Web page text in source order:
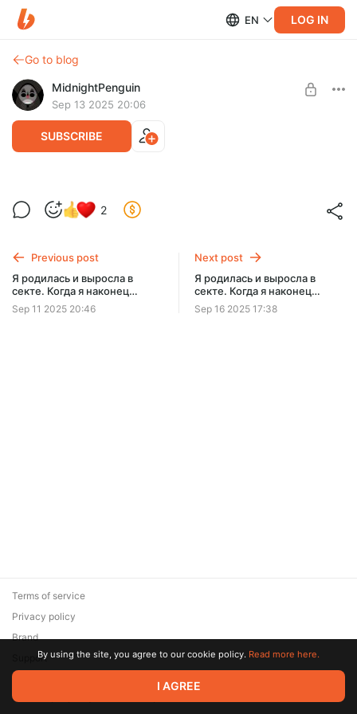
EN LOG IN
Go to blog
MidnightPenguin
Sep 13 2025 20:06
SUBSCRIBE
Я родилась и выросла в секте. Когда я
наконец сбежала, я поняла, что то, во
6)
UNLOCK POST
2
Previous post
Я родилась и выросла в
секте. Когда я наконец
сбежала, я поняла, что то,
во что они верили —
Sep 11 2025 20:46
Next post
Я родилась и выросла в
секте. Когда я наконец
сбежала, я поняла, что то,
во что они верили —
Sep 16 2025 17:38
© 2026 Zaya Solutions Limited. All rights reserved. All trademarks
are the property of their respective owners.
Terms of service
Privacy policy
Brand
SupportBy using the site, you agree to our cookie policy. Read more here.
I AGREE